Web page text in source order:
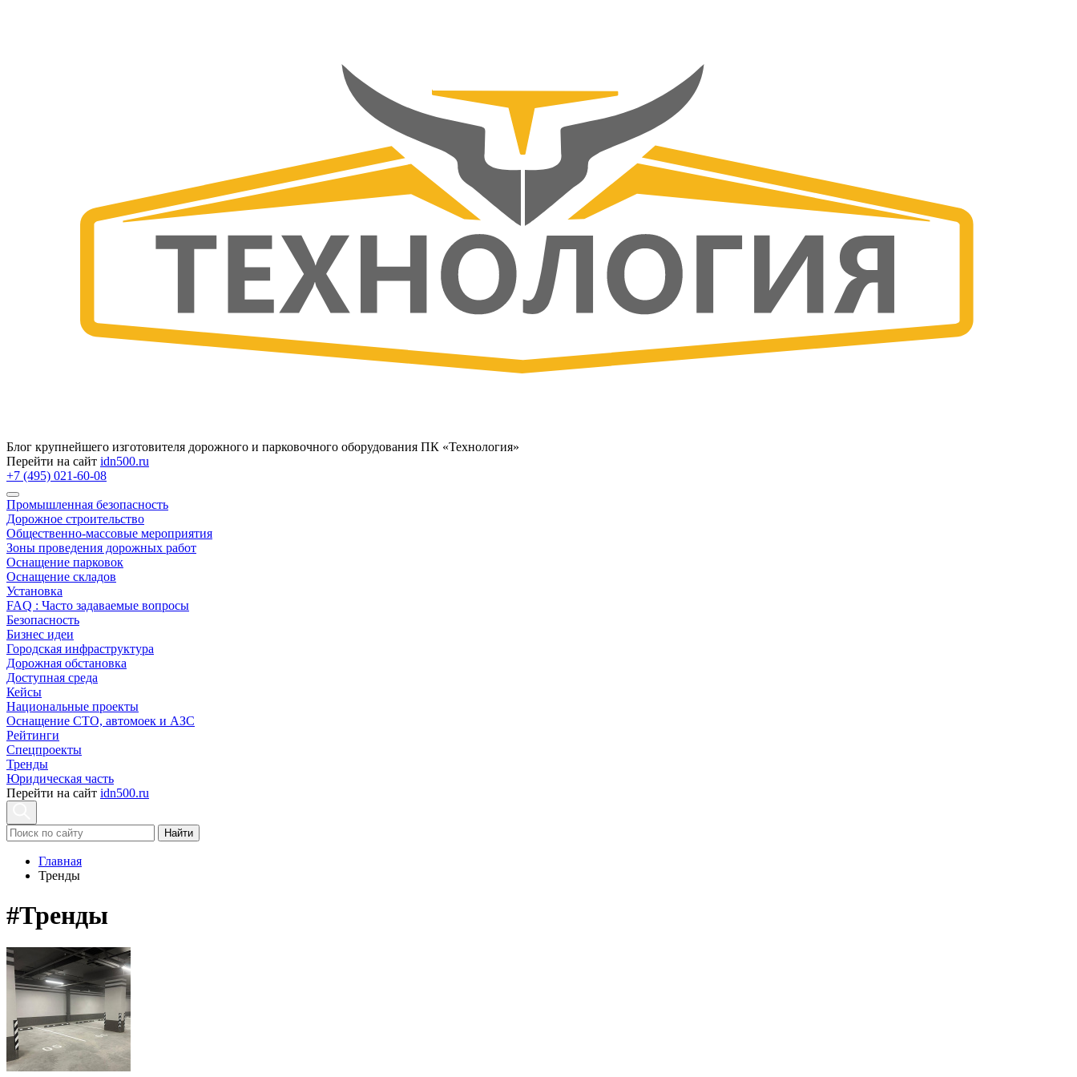
Блог крупнейшего изготовителя дорожного и парковочного оборудования ПК «Технология»
Перейти на сайт idn500.ru
+7 (495) 021-60-08
Промышленная безопасность
Дорожное строительство
Общественно‑массовые мероприятия
Зоны проведения дорожных работ
Оснащение парковок
Оснащение складов
Установка
FAQ : Часто задаваемые вопросы
Безопасность
Бизнес идеи
Городская инфраструктура
Дорожная обстановка
Доступная среда
Кейсы
Национальные проекты
Оснащение СТО, автомоек и АЗС
Рейтинги
Спецпроекты
Тренды
Юридическая часть
Перейти на сайт idn500.ru
Найти
Главная
Тренды
#Тренды